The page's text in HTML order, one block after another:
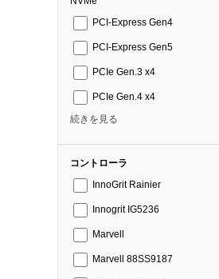
PCI-Express Gen4
PCI-Express Gen5
PCIe Gen.3 x4
PCIe Gen.4 x4
続きを見る
コントローラ
InnoGrit Rainier
Innogrit IG5236
Marvell
Marvell 88SS9187